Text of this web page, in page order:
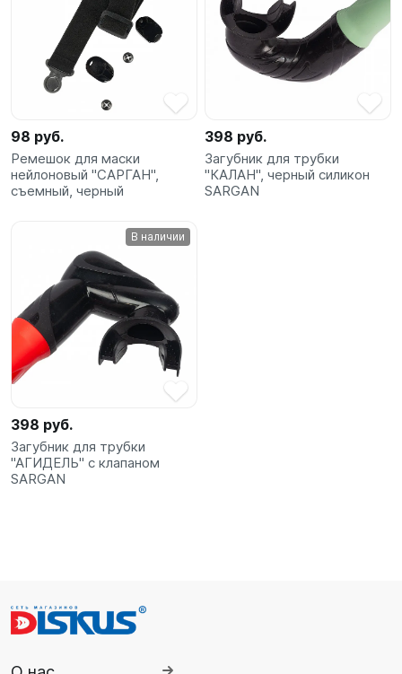
98 руб.
Ремешок для маски
нейлоновый "САРГАН",
съемный, черный
398 руб.
Загубник для трубки
"КАЛАН", черный силикон
SARGAN
В наличии
398 руб.
Загубник для трубки
"АГИДЕЛЬ" с клапаном
SARGAN